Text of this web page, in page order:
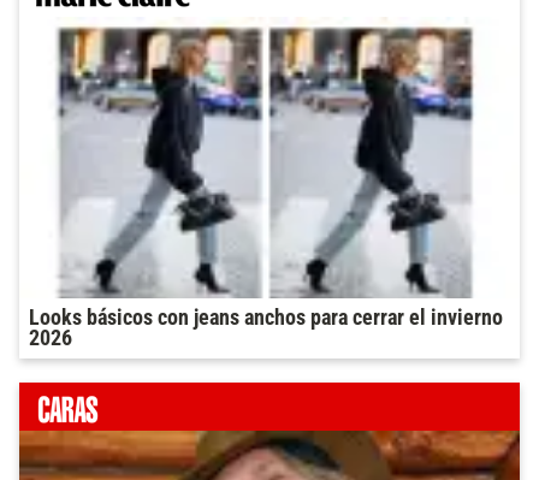
Looks básicos con jeans anchos para cerrar el invierno
2026